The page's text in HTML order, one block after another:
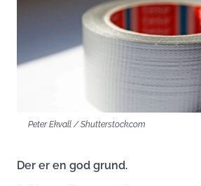
Peter Ekvall / Shutterstock.com
Der er en god grund.